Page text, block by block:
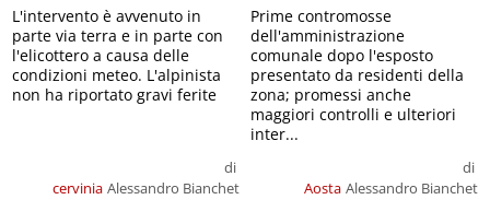
cervinia
di
Alessandro Bianchet
L'intervento è avvenuto in
parte via terra e in parte con
l'elicottero a causa delle
condizioni meteo. L'alpinista
non ha riportato gravi ferite
Aosta
di
Alessandro Bianchet
Prime contromosse
dell'amministrazione
comunale dopo l'esposto
presentato da residenti della
zona; promessi anche
maggiori controlli e ulteriori
inter...